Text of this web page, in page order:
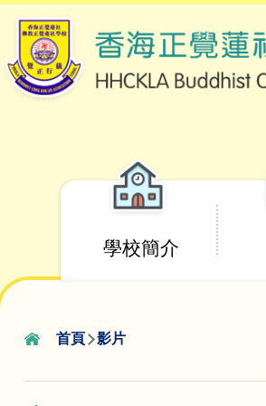
navigation
學校簡介
導
首頁 影片